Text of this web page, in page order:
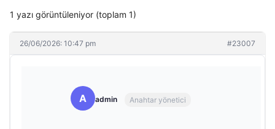
1 yazı görüntüleniyor (toplam 1)
26/06/2026: 10:47 pm #23007
A admin Anahtar yönetici